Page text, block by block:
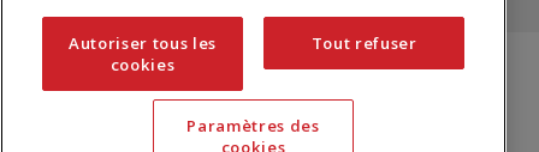
Sous l'égide de
Autoriser tous les
cookies
Tout refuser
Paramètres des
cookies